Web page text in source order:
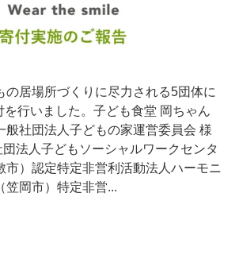
の居場所づくりに尽力される5団体に
行いました。子ども食堂 岡ちゃん
般社団法人子どもの家運営委員会 様
団法人子どもソーシャルワークセンタ
市）認定特定非営利活動法人ハーモニ
笠岡市）特定非営...